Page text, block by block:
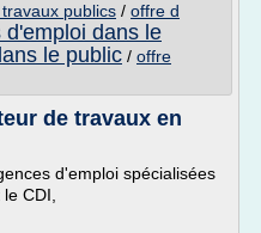
publics / offre d
d'emploi dans le
le public / offre
de travaux en
d'emploi spécialisées
CDI,